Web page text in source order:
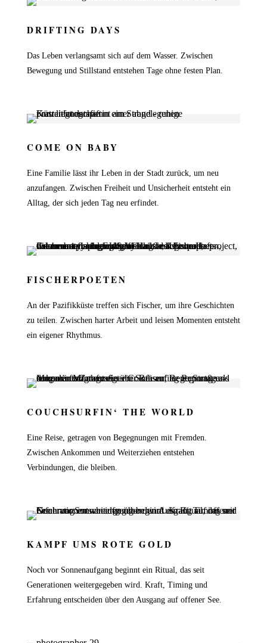
DRIFTING DAYS
Das Leben verlangsamt sich auf dem Wasser. Zwischen
Bewegung und Stillstand entstehen Tage ohne festen Plan.
COME ON BABY
Eine Familie lässt ihr Leben in der Stadt zurück, um neu
anzufangen. Zwischen Freiheit und Unsicherheit entsteht ein
Alltag, der sich jeden Tag neu erfindet.
FISCHERPOETEN
An der Pazifikküste treffen sich Fischer, um ihre Geschichten
zu teilen. Zwischen harter Arbeit und leisen Momenten entsteht
ein eigener Rhythmus.
COUCHSURFIN‘ THE WORLD
Eine Reise, getragen von Begegnungen mit Fremden.
Zwischen Ankommen und Weiterziehen entstehen
Verbindungen, die bleiben.
KAMPF UMS ROTE GOLD
Noch vor Sonnenaufgang beginnt ein Ritual, das seit
Generationen weitergegeben wird. Kraft, Timing und
Erfahrung entscheiden über den Ausgang auf offener See.